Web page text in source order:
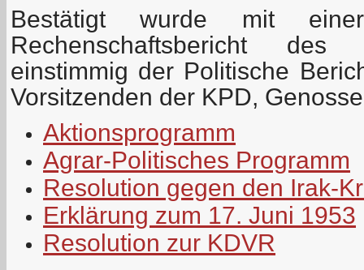
Bestätigt wurde mit
Rechenschaftsbericht des
einstimmig der Politische
Vorsitzenden der KPD,
Aktionsprogramm
Agrar-Politisches Programm
Resolution gegen den Irak-
Erklärung zum 17. Juni 1953
Resolution zur KDVR